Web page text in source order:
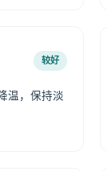
较好
温，保持淡